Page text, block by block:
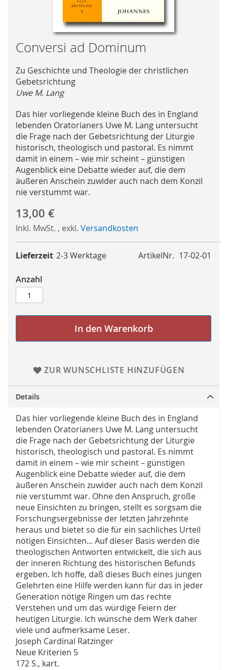
Skip
to
the
beginning
of
the
images
gallery
Conversi ad Dominum
Zu Geschichte und Theologie der christlichen
Gebetsrichtung
Uwe M. Lang
Das hier vorliegende kleine Buch des in England
lebenden Oratorianers Uwe M. Lang untersucht
die Frage nach der Gebetsrichtung der Liturgie
historisch, theologisch und pastoral. Es nimmt
damit in einem – wie mir scheint – günstigen
Augenblick eine Debatte wieder auf, die dem
äußeren Anschein zuwider auch nach dem Konzil
nie verstummt war.
13,00 €
Inkl. MwSt. , exkl. Versandkosten
ArtikelNr. 17-02-01
Lieferzeit 2-3 Werktage
Anzahl
In den Warenkorb
ZUR WUNSCHLISTE HINZUFÜGEN
Details
Das hier vorliegende kleine Buch des in England
lebenden Oratorianers Uwe M. Lang untersucht
die Frage nach der Gebetsrichtung der Liturgie
historisch, theologisch und pastoral. Es nimmt
damit in einem – wie mir scheint – günstigen
Augenblick eine Debatte wieder auf, die dem
äußeren Anschein zuwider auch nach dem Konzil
nie verstummt war. Ohne den Anspruch, große
neue Einsichten zu bringen, stellt es sorgsam die
Forschungsergebnisse der letzten Jahrzehnte
heraus und bietet so die für ein sachliches Urteil
nötigen Einsichten... Auf dieser Basis werden die
theologischen Antworten entwickelt, die sich aus
der inneren Richtung des historischen Befunds
ergeben. Ich hoffe, daß dieses Buch eines jungen
Gelehrten eine Hilfe werden kann für das in jeder
Generation nötige Ringen um das rechte
Verstehen und um das würdige Feiern der
heutigen Liturgie. Ich wünsche dem Werk daher
viele und aufmerksame Leser.
Joseph Cardinal Ratzinger
Neue Kriterien 5
172 S., kart.